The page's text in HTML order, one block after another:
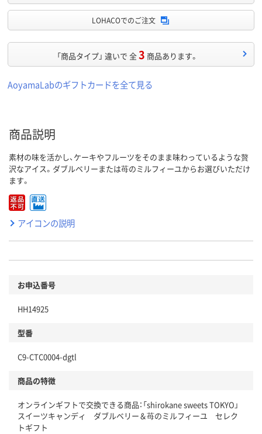
LOHACOでのご注文
「商品タイプ」 違いで 全3 商品あります。
AoyamaLabのギフトカードを全て見る
商品説明
素材の味を活かし、ケーキやフルーツをそのまま味わっているような贅
沢なアイス。ダブルベリーまたは苺のミルフィーユからお選びいただけ
ます。
アイコンの説明
お申込番号
HH14925
型番
C9-CTC0004-dgtl
商品の特徴
オンラインギフトで交換できる商品：「shirokane sweets TOKYO」
スイーツキャンディ ダブルベリー＆苺のミルフィーユ セレク
トギフト